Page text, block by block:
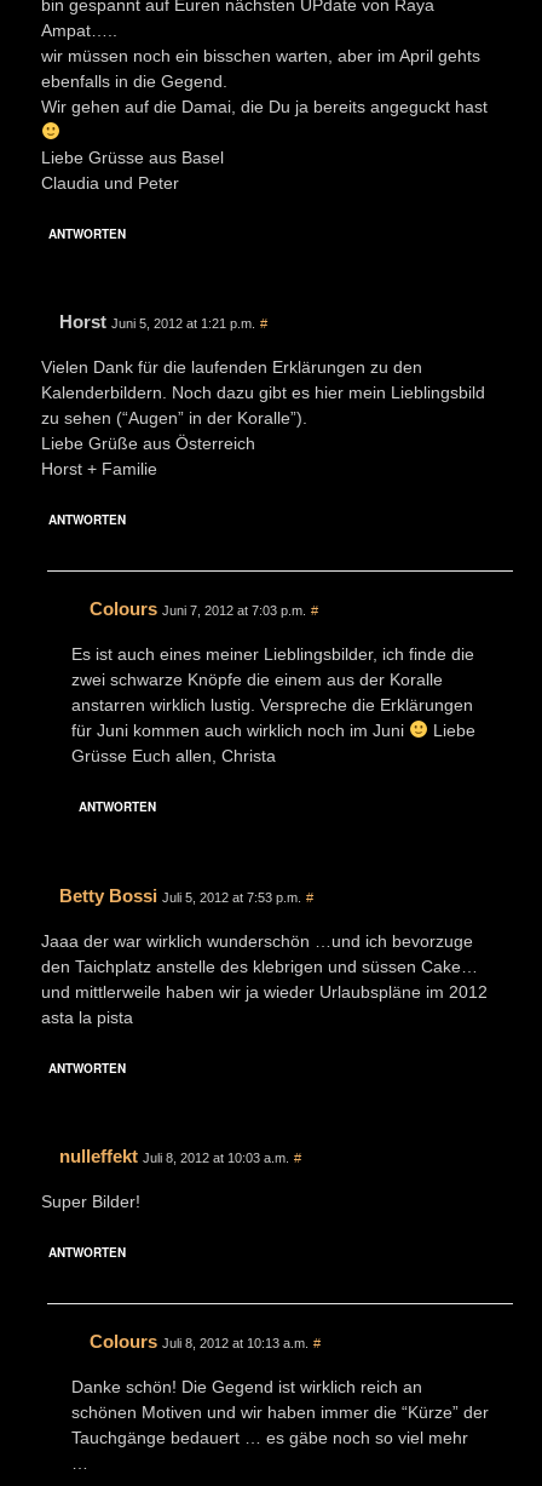
bin gespannt auf Euren nächsten UPdate von Raya
Ampat…..
wir müssen noch ein bisschen warten, aber im April gehts
ebenfalls in die Gegend.
Wir gehen auf die Damai, die Du ja bereits angeguckt hast
Liebe Grüsse aus Basel
Claudia und Peter
ANTWORTEN
Horst Juni 5, 2012 at 1:21 p.m. #
Vielen Dank für die laufenden Erklärungen zu den
Kalenderbildern. Noch dazu gibt es hier mein Lieblingsbild
zu sehen (“Augen” in der Koralle”).
Liebe Grüße aus Österreich
Horst + Familie
ANTWORTEN
Colours Juni 7, 2012 at 7:03 p.m. #
Es ist auch eines meiner Lieblingsbilder, ich finde die
zwei schwarze Knöpfe die einem aus der Koralle
anstarren wirklich lustig. Verspreche die Erklärungen
für Juni kommen auch wirklich noch im Juni
Liebe
Grüsse Euch allen, Christa
ANTWORTEN
Betty Bossi Juli 5, 2012 at 7:53 p.m. #
Jaaa der war wirklich wunderschön …und ich bevorzuge
den Taichplatz anstelle des klebrigen und süssen Cake…
und mittlerweile haben wir ja wieder Urlaubspläne im 2012
asta la pista
ANTWORTEN
nulleffekt Juli 8, 2012 at 10:03 a.m. #
Super Bilder!
ANTWORTEN
Colours Juli 8, 2012 at 10:13 a.m. #
Danke schön! Die Gegend ist wirklich reich an
schönen Motiven und wir haben immer die “Kürze” der
Tauchgänge bedauert … es gäbe noch so viel mehr